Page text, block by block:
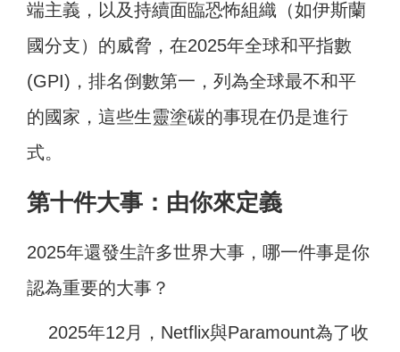
端主義，以及持續面臨恐怖組織（如伊斯蘭
國分支）的威脅，在2025年全球和平指數
(GPI)，排名倒數第一，列為全球最不和平
的國家，這些生靈塗碳的事現在仍是進行
式。
第十件大事：由你來定義
2025年還發生許多世界大事，哪一件事是你
認為重要的大事？
2025年12月，Netflix與Paramount為了收